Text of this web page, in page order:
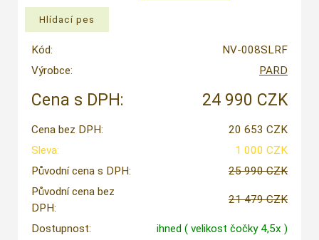
Kód:
NV-008SLRF
Výrobce:
PARD
Cena s DPH: 24 990 CZK
Cena bez DPH:
20 653 CZK
Sleva:
1 000 CZK
Původní cena s DPH:
25 990 CZK
Původní cena bez
DPH:
21 479 CZK
Dostupnost: ihned ( velikost čočky 4,5x )